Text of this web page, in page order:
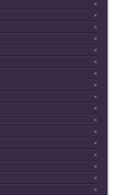
×
×
×
×
×
×
×
×
×
×
×
×
×
×
×
×
×